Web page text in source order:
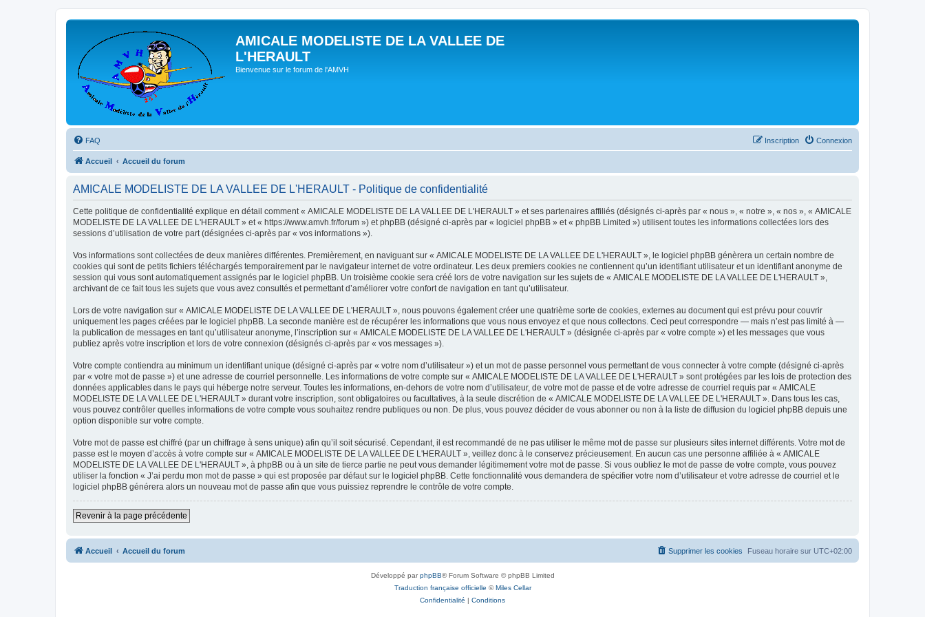
AMICALE MODELISTE DE LA VALLEE DE
L'HERAULT
Bienvenue sur le forum de l'AMVH
FAQ Connexion
Inscription
Accueil Accueil du forum
AMICALE MODELISTE DE LA VALLEE DE L'HERAULT - Politique de confidentialité
Cette politique de confidentialité explique en détail comment « AMICALE MODELISTE DE LA VALLEE DE L'HERAULT » et ses partenaires affiliés (désignés ci-après par « nous », « notre », « nos », « AMICALE
MODELISTE DE LA VALLEE DE L'HERAULT » et « https://www.amvh.fr/forum ») et phpBB (désigné ci-après par « logiciel phpBB » et « phpBB Limited ») utilisent toutes les informations collectées lors des
sessions d’utilisation de votre part (désignées ci-après par « vos informations »).
Vos informations sont collectées de deux manières différentes. Premièrement, en naviguant sur « AMICALE MODELISTE DE LA VALLEE DE L'HERAULT », le logiciel phpBB génèrera un certain nombre de
cookies qui sont de petits fichiers téléchargés temporairement par le navigateur internet de votre ordinateur. Les deux premiers cookies ne contiennent qu’un identifiant utilisateur et un identifiant anonyme de
session qui vous sont automatiquement assignés par le logiciel phpBB. Un troisième cookie sera créé lors de votre navigation sur les sujets de « AMICALE MODELISTE DE LA VALLEE DE L'HERAULT »,
archivant de ce fait tous les sujets que vous avez consultés et permettant d’améliorer votre confort de navigation en tant qu’utilisateur.
Lors de votre navigation sur « AMICALE MODELISTE DE LA VALLEE DE L'HERAULT », nous pouvons également créer une quatrième sorte de cookies, externes au document qui est prévu pour couvrir
uniquement les pages créées par le logiciel phpBB. La seconde manière est de récupérer les informations que vous nous envoyez et que nous collectons. Ceci peut correspondre — mais n’est pas limité à —
la publication de messages en tant qu’utilisateur anonyme, l’inscription sur « AMICALE MODELISTE DE LA VALLEE DE L'HERAULT » (désignée ci-après par « votre compte ») et les messages que vous
publiez après votre inscription et lors de votre connexion (désignés ci-après par « vos messages »).
Votre compte contiendra au minimum un identifiant unique (désigné ci-après par « votre nom d’utilisateur ») et un mot de passe personnel vous permettant de vous connecter à votre compte (désigné ci-après
par « votre mot de passe ») et une adresse de courriel personnelle. Les informations de votre compte sur « AMICALE MODELISTE DE LA VALLEE DE L'HERAULT » sont protégées par les lois de protection des
données applicables dans le pays qui héberge notre serveur. Toutes les informations, en-dehors de votre nom d’utilisateur, de votre mot de passe et de votre adresse de courriel requis par « AMICALE
MODELISTE DE LA VALLEE DE L'HERAULT » durant votre inscription, sont obligatoires ou facultatives, à la seule discrétion de « AMICALE MODELISTE DE LA VALLEE DE L'HERAULT ». Dans tous les cas,
vous pouvez contrôler quelles informations de votre compte vous souhaitez rendre publiques ou non. De plus, vous pouvez décider de vous abonner ou non à la liste de diffusion du logiciel phpBB depuis une
option disponible sur votre compte.
Votre mot de passe est chiffré (par un chiffrage à sens unique) afin qu’il soit sécurisé. Cependant, il est recommandé de ne pas utiliser le même mot de passe sur plusieurs sites internet différents. Votre mot de
passe est le moyen d’accès à votre compte sur « AMICALE MODELISTE DE LA VALLEE DE L'HERAULT », veillez donc à le conservez précieusement. En aucun cas une personne affiliée à « AMICALE
MODELISTE DE LA VALLEE DE L'HERAULT », à phpBB ou à un site de tierce partie ne peut vous demander légitimement votre mot de passe. Si vous oubliez le mot de passe de votre compte, vous pouvez
utiliser la fonction « J’ai perdu mon mot de passe » qui est proposée par défaut sur le logiciel phpBB. Cette fonctionnalité vous demandera de spécifier votre nom d’utilisateur et votre adresse de courriel et le
logiciel phpBB générera alors un nouveau mot de passe afin que vous puissiez reprendre le contrôle de votre compte.
Revenir à la page précédente
Accueil Accueil du forum Fuseau horaire sur UTC+02:00
Supprimer les cookies
Développé parphpBB® Forum Software © phpBB Limited
Traduction française officielle ©Miles Cellar
Confidentialité | Conditions